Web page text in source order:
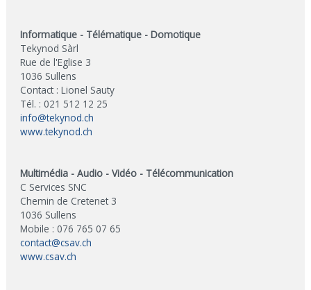
Informatique - Télématique - Domotique
Tekynod Sàrl
Rue de l'Eglise 3
1036 Sullens
Contact : Lionel Sauty
Tél. : 021 512 12 25
info@tekynod.ch
www.tekynod.ch
Multimédia - Audio - Vidéo - Télécommunication
C Services SNC
Chemin de Cretenet 3
1036 Sullens
Mobile : 076 765 07 65
contact@csav.ch
www.csav.ch